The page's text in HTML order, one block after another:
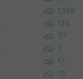
1388
120
77
7
17
13